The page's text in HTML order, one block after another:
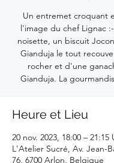
Un entremet croquant
l'image du chef Lignac
noisette, un biscuit
Gianduja le tout
rocher et d'une
Gianduja. La
Heure et Lieu
20 nov. 2023, 18:00 – 21:15
L'Atelier Sucré, Av. Jean-
76, 6700 Arlon, Belgique